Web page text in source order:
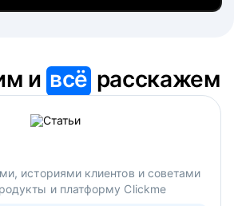
ивсё расскажем
историями клиентов и советами
и платформу Clickme